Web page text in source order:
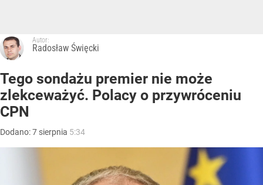
Autor:
Radosław Święcki
Tego sondażu premier nie może
zlekceważyć. Polacy o przywróceniu
CPN
Dodano:7 sierpnia 5:34